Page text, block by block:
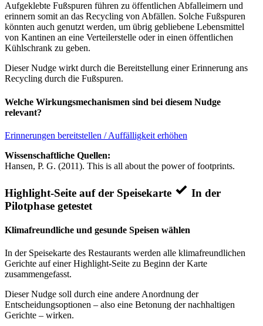
Aufgeklebte Fußspuren führen zu öffentlichen Abfalleimern und
erinnern somit an das Recycling von Abfällen. Solche Fußspuren
könnten auch genutzt werden, um übrig gebliebene Lebensmittel
von Kantinen an eine Verteilerstelle oder in einen öffentlichen
Kühlschrank zu geben.
Dieser Nudge wirkt durch die Bereitstellung einer Erinnerung ans
Recycling durch die Fußspuren.
Welche Wirkungsmechanismen sind bei diesem Nudge
relevant?
Erinnerungen bereitstellen / Auffälligkeit erhöhen
Wissenschaftliche Quellen:
Hansen, P. G. (2011). This is all about the power of footprints.
Highlight-Seite auf der Speisekarte
In der
Pilotphase getestet
Klimafreundliche und gesunde Speisen wählen
In der Speisekarte des Restaurants werden alle klimafreundlichen
Gerichte auf einer Highlight-Seite zu Beginn der Karte
zusammengefasst.
Dieser Nudge soll durch eine andere Anordnung der
Entscheidungsoptionen – also eine Betonung der nachhaltigen
Gerichte – wirken.